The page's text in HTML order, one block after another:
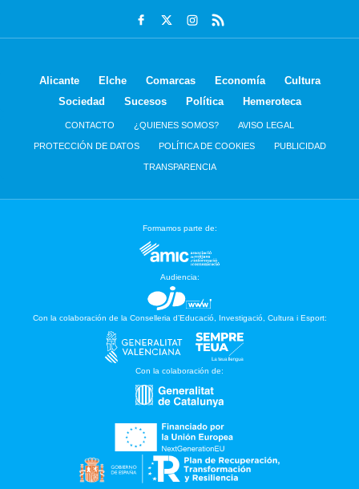
Alicante Elche Comarcas Economía
Cultura
Sociedad
Sucesos Política Hemeroteca
CONTACTO ¿QUIENES SOMOS? AVISO LEGAL
PROTECCIÓN DE DATOS POLÍTICA DE COOKIES PUBLICIDAD
TRANSPARENCIA
Formamos parte de:
Audiencia:
Con la colaboración de la Conselleria d’Educació, Investigació, Cultura i Esport:
Con la colaboración de: